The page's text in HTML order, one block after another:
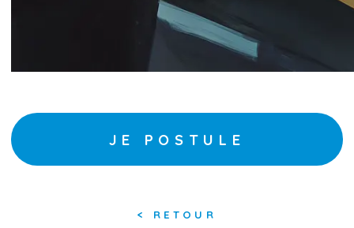
JE POSTULE
< RETOUR